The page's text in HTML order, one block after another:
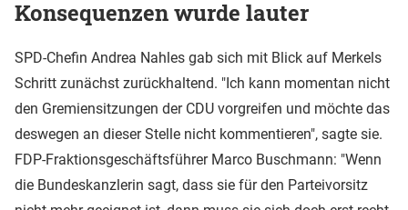
Konsequenzen wurde lauter
SPD-Chefin Andrea Nahles gab sich mit Blick auf Merkels
Schritt zunächst zurückhaltend. "Ich kann momentan nicht
den Gremiensitzungen der CDU vorgreifen und möchte das
deswegen an dieser Stelle nicht kommentieren", sagte sie.
FDP-Fraktionsgeschäftsführer Marco Buschmann: "Wenn
die Bundeskanzlerin sagt, dass sie für den Parteivorsitz